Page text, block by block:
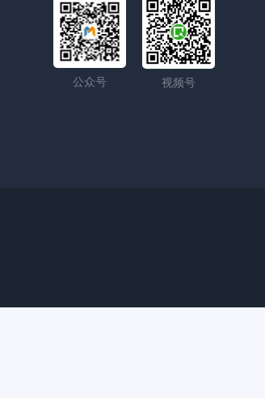
公众号 视频号